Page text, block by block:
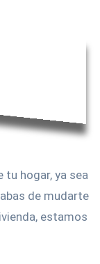
tu hogar, ya sea
de mudarte
estamos